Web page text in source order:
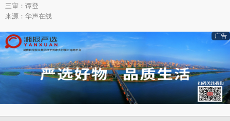
三审：谭登
来源：华声在线
广告